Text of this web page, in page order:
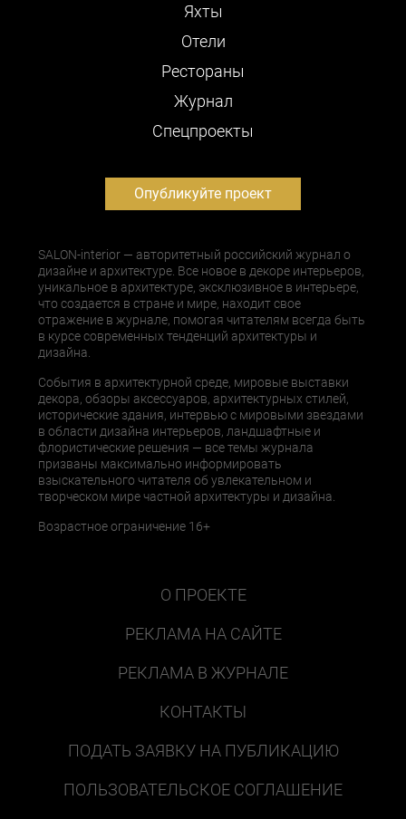
Яхты
Отели
Рестораны
Журнал
Cпецпроекты
Опубликуйте проект
SALON-interior — авторитетный российский журнал о
дизайне и архитектуре. Все новое в декоре интерьеров,
уникальное в архитектуре, эксклюзивное в интерьере,
что создается в стране и мире, находит свое
отражение в журнале, помогая читателям всегда быть
в курсе современных тенденций архитектуры и
дизайна.
События в архитектурной среде, мировые выставки
декора, обзоры аксессуаров, архитектурных стилей,
исторические здания, интервью с мировыми звездами
в области дизайна интерьеров, ландшафтные и
флористические решения — все темы журнала
призваны максимально информировать
взыскательного читателя об увлекательном и
творческом мире частной архитектуры и дизайна.
Возрастное ограничение 16+
О ПРОЕКТЕ
РЕКЛАМА НА САЙТЕ
РЕКЛАМА В ЖУРНАЛЕ
КОНТАКТЫ
ПОДАТЬ ЗАЯВКУ НА ПУБЛИКАЦИЮ
ПОЛЬЗОВАТЕЛЬСКОЕ СОГЛАШЕНИЕ